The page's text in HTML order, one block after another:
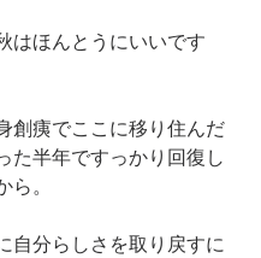
はほんとうにいいです
創痍でここに移り住んだ
た半年ですっかり回復し
。
自分らしさを取り戻すに